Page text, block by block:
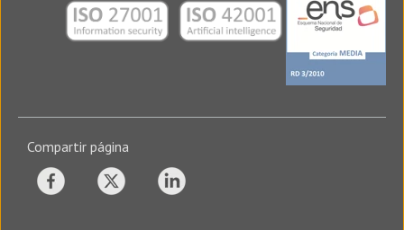
Compartir página